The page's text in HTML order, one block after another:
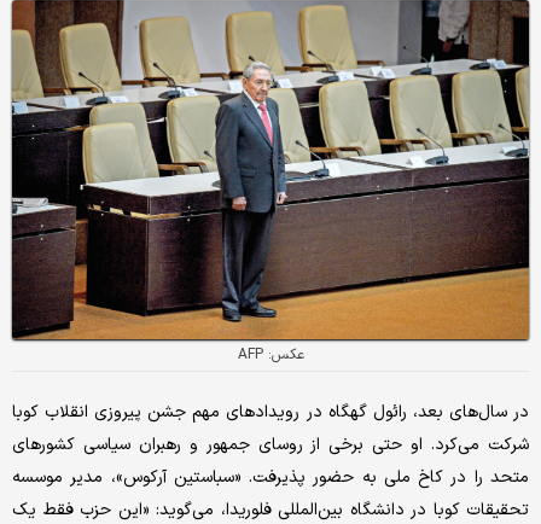
عکس: AFP
در سال‌های بعد، رائول گهگاه در رویدادهای مهم جشن پیروزی انقلاب کوبا
شرکت می‌کرد. او حتی برخی از روسای جمهور و رهبران سیاسی کشورهای
متحد را در کاخ ملی به حضور پذیرفت. «سباستین آرکوس»، مدیر موسسه
تحقیقات کوبا در دانشگاه بین‌المللی فلوریدا، می‌گوید: «این حزب فقط یک